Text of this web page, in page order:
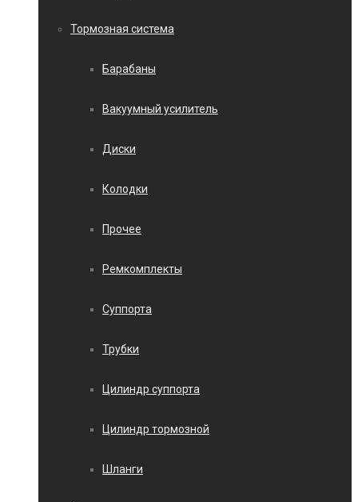
Тормозная система
Барабаны
Вакуумный усилитель
Диски
Колодки
Прочее
Ремкомплекты
Суппорта
Трубки
Цилиндр суппорта
Цилиндр тормозной
Шланги